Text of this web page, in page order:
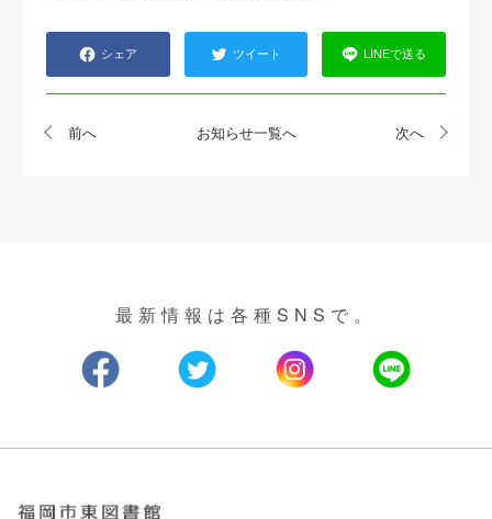
シェア ツイート LINEで送る
前へ お知らせ一覧へ 次へ
最新情報は各種SNSで。